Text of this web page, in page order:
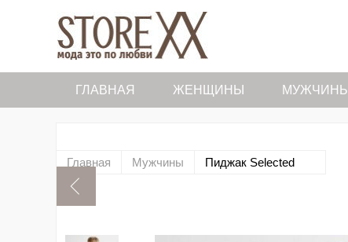
ГЛАВНАЯ ЖЕНЩИНЫ МУЖЧИНЫ
Главная Мужчины Пиджак Selected